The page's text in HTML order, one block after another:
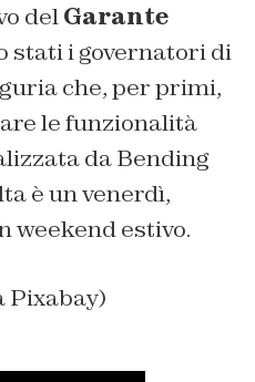
delGarante
stati i governatori di
che, per primi,
le funzionalità
da Bending
è un venerdì,
weekend estivo.
Pixabay)